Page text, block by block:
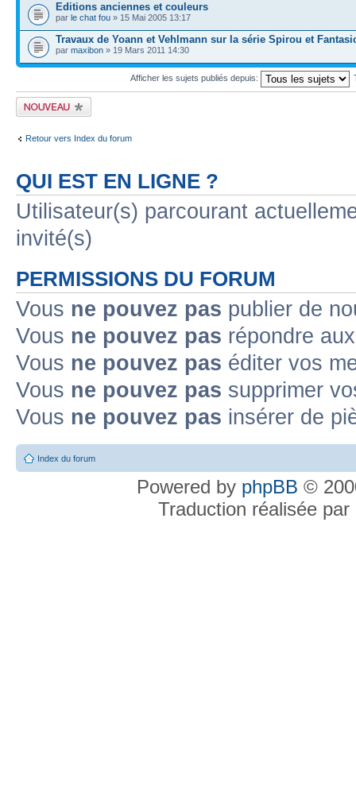
Editions anciennes et couleurs
par le chat fou » 15 Mai 2005 13:17
Travaux de Yoann et Vehlmann sur la série Spirou et
par maxibon » 19 Mars 2011 14:30
Afficher les sujets publiés depuis:
Publier un nouveau
sujet
Retour vers Index du forum
QUI EST EN LIGNE ?
Utilisateur(s) parcourant
invité(s)
PERMISSIONS DU FORUM
Vous ne pouvez pas publier de
Vous ne pouvez pas répondre
Vous ne pouvez pas éditer vos
Vous ne pouvez pas supprimer
Vous ne pouvez pas insérer de
Index du forum
Powered by phpBB ©
Traduction réalisée par